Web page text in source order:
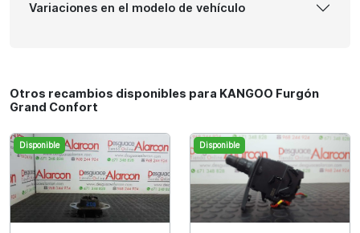
Variaciones en el modelo de vehículo
Otros recambios disponibles para KANGOO Furgón
Grand Confort
Disponible Disponible